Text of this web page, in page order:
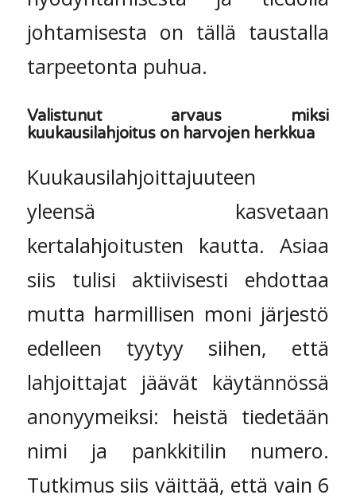
johtamisesta on tällä taustalla
tarpeetonta puhua.
Valistunut arvaus miksi
kuukausilahjoitus on harvojen herkkua
Kuukausilahjoittajuuteen
yleensä kasvetaan
kertalahjoitusten kautta. Asiaa
siis tulisi aktiivisesti ehdottaa
mutta harmillisen moni järjestö
edelleen tyytyy siihen, että
lahjoittajat jäävät käytännössä
anonyymeiksi: heistä tiedetään
nimi ja pankkitilin numero.
Tutkimus siis väittää, että vain 6